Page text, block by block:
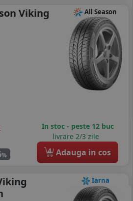
All Season
Viking
%
In stoc - peste 12 buc
livrare 2/3 zile
4 Adauga in cos
Iarna